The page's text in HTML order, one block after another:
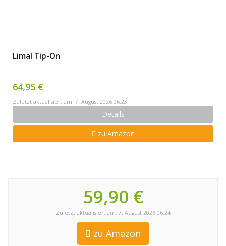
Limal Tip-On
64,95 €
Zuletzt aktualisiert am: 7. August 2026 06:23
Details
zu Amazon
59,90 €
Zuletzt aktualisiert am: 7. August 2026 06:24
zu Amazon